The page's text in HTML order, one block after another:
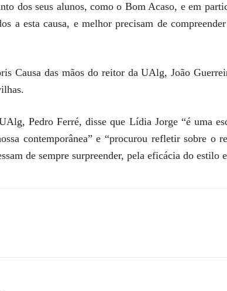
dos seus alunos, como o Bom Acaso, e em
a esta causa, e melhor precisam de
Causa das mãos do reitor da UAlg, João
Pedro Ferré, disse que Lídia Jorge “é uma
contemporânea” e “procurou refletir sobre o
de sempre surpreender, pela eficácia do estilo